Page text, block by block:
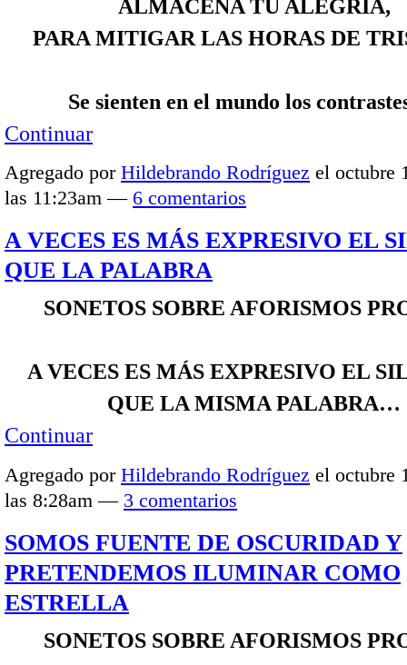
ALMACENA TU ALEGRÍA,
PARA MITIGAR LAS HORAS DE
Se sienten en el mundo los
Continuar
Agregado por Hildebrando Rodríguez el octubre
las 11:23am — 6 comentarios
A VECES ES MÁS EXPRESIVO EL
QUE LA PALABRA
SONETOS SOBRE AFORISMOS
A VECES ES MÁS EXPRESIVO EL
QUE LA MISMA PALABRA…
Continuar
Agregado por Hildebrando Rodríguez el octubre
las 8:28am — 3 comentarios
SOMOS FUENTE DE OSCURIDAD Y
PRETENDEMOS ILUMINAR COMO
ESTRELLA
SONETOS SOBRE AFORISMOS